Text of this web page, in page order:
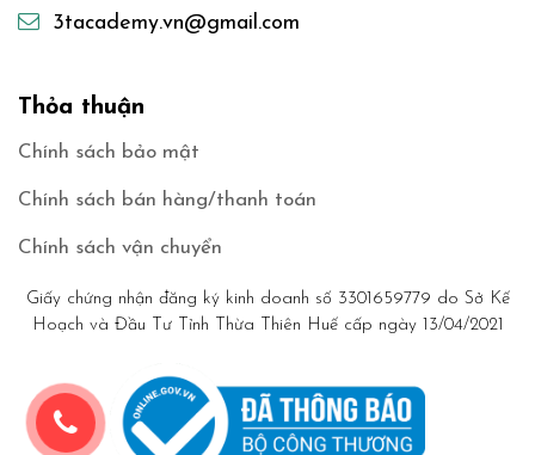
3tacademy.vn@gmail.com
Thỏa thuận
Chính sách bảo mật
Chính sách bán hàng/thanh toán
Chính sách vận chuyển
Giấy chứng nhận đăng ký kinh doanh số 3301659779 do Sở Kế
Hoạch và Đầu Tư Tỉnh Thừa Thiên Huế cấp ngày 13/04/2021